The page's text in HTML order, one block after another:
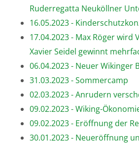
Ruderregatta Neuköllner
16.05.2023 -
17.04.2023 - Max Röger wird
Xavier Seidel gewinnt
06.04.2023 - Neuer Wikinger
31.03.2023 - Sommercamp
02.03.2023 - Anrudern
09.02.2023 - Wiking-
09.02.2023 - Eröffnung der
30.01.2023 - Neueröffnung